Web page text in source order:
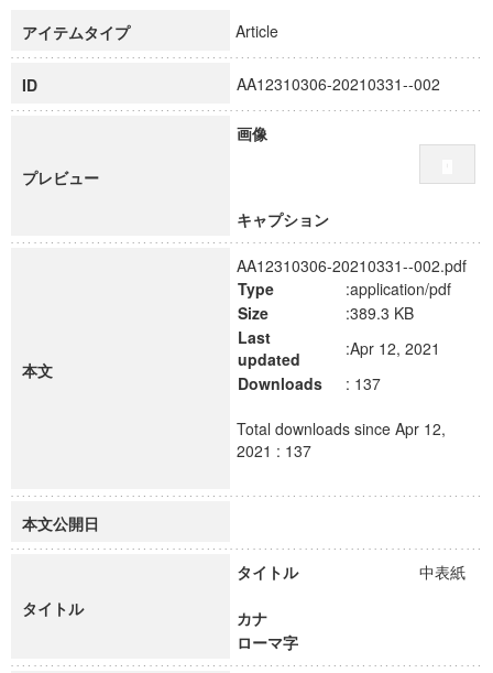
慶應義塾大学グローバルCOEプログラム市民社会ガバナンス
慶應義塾大学グローバルCOEプログラム論理と感性の先端的
博士課程教育リーディングプログラム「超成熟社会発展のサ
学術雑誌掲載論文等(8)
アイテムタイプ Article
ID AA12310306-20210331--002
プレビュー
画像
キャプション
本文
AA12310306-20210331--002.pdf
Type
:application/pdf
Size
:389.3 KB
Last
updated
:Apr 12, 2021
Downloads
: 137
Total downloads since Apr 12,
2021 : 137
本文公開日
タイトル
タイトル 中表紙
カナ
ローマ字